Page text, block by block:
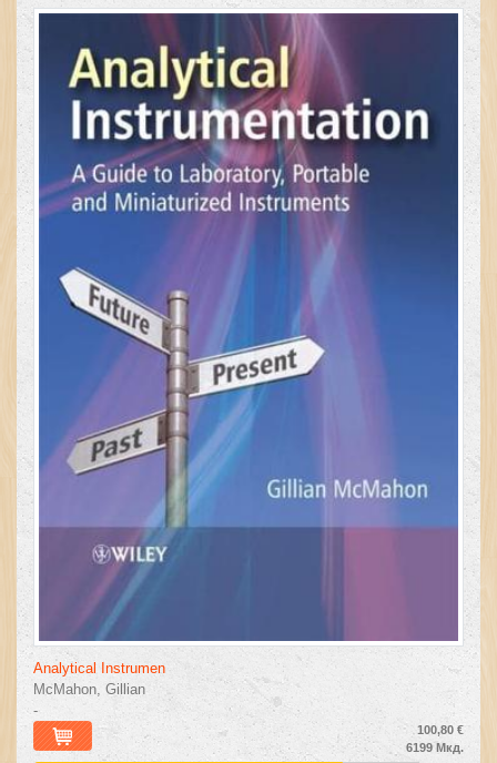
Analytical Instrumen
McMahon, Gillian
-
100,80 €
6199 Мкд.